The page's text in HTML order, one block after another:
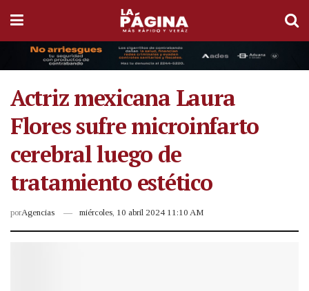
Actriz mexicana Laura
Flores sufre microinfarto
cerebral luego de
tratamiento estético
porAgencias miércoles, 10 abril 2024 11:10 AM